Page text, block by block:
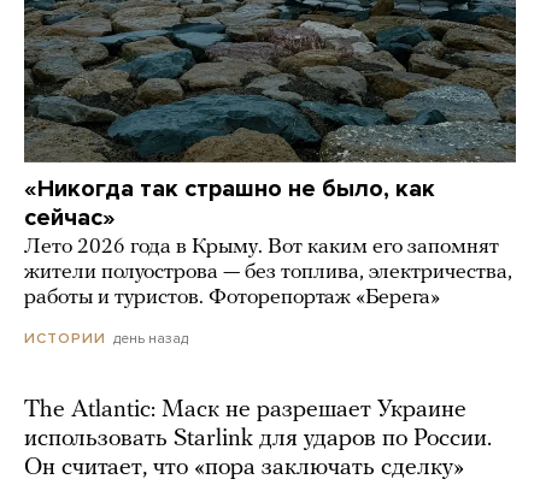
«Никогда так страшно не было, как
сейчас»
Лето 2026 года в Крыму. Вот каким его запомнят
жители полуострова — без топлива, электричества,
работы и туристов. Фоторепортаж «Берега»
ИСТОРИИ день назад
The Atlantic: Маск не разрешает Украине
использовать Starlink для ударов по России.
Он считает, что «пора заключать сделку»